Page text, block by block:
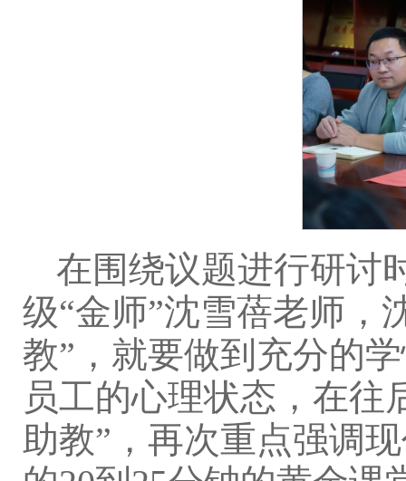
在围绕议题进行研讨
级“金师”沈雪蓓老师，
教”，就要做到充分的
员工的心理状态，在往
助教”，再次重点强调